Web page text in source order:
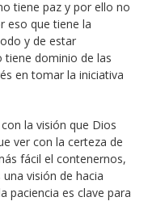
tiene paz y por ello no
eso que tiene la
y de estar
dominio de las
en tomar la iniciativa
la visión que Dios
ver con la certeza de
fácil el contenernos,
visión de hacia
paciencia es clave para